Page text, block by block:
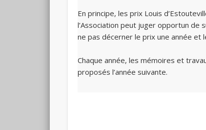
En principe, les prix Louis
l’Association peut juger opportun de
ne pas décerner le prix une année et
Chaque année, les mémoires et
proposés l’année suivante.